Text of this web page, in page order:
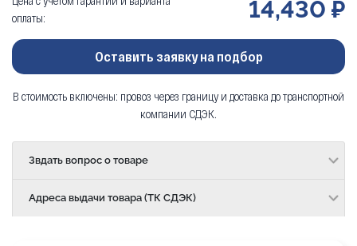
оплаты:
14,430 ₽
Оставить заявку на подбор
В стоимость включены: провоз через границу и доставка до транспортной
компании СДЭК.
Звдать вопрос о товаре
Адреса выдачи товара (ТК СДЭК)